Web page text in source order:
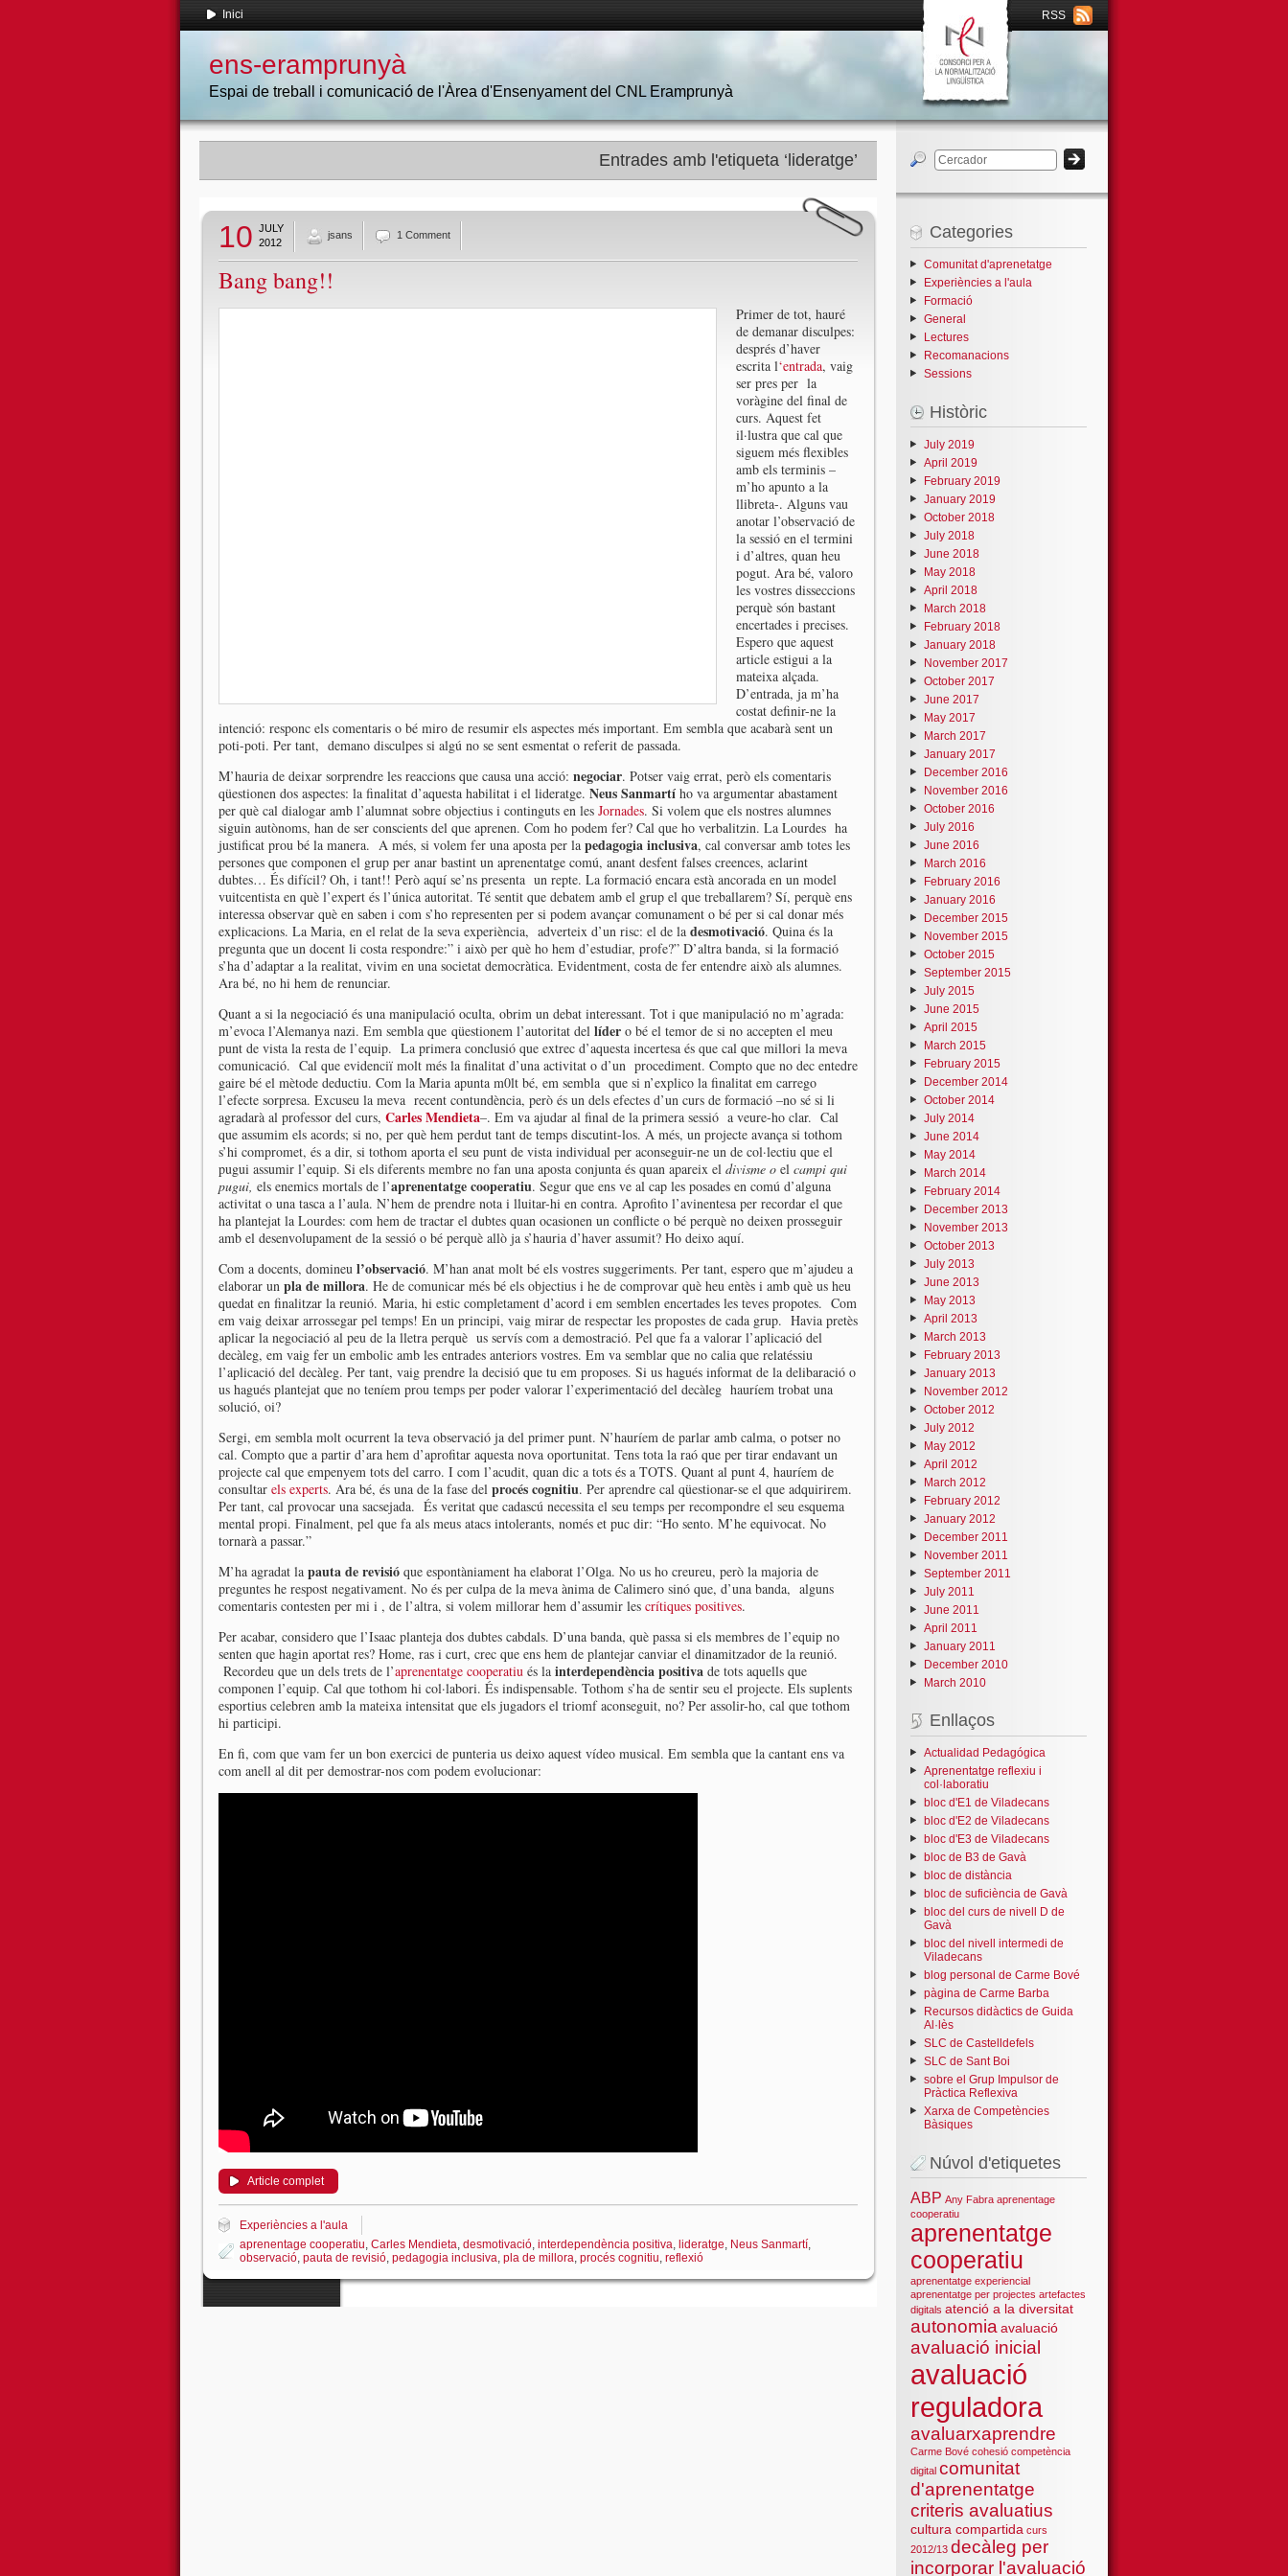
RSS
Inici
ens-eramprunyà
Espai de treball i comunicació de l'Àrea d'Ensenyament del CNL Eramprunyà
Entrades amb l'etiqueta ‘lideratge’
10 JULY
2012
jsans 1 Comment
Bang bang!!
Primer de tot, hauré
de demanar disculpes:
després d’haver
escrita l‘entrada, vaig
ser pres per la
voràgine del final de
curs. Aquest fet
il·lustra que cal que
siguem més flexibles
amb els terminis –
m’ho apunto a la
llibreta-. Alguns vau
anotar l’observació de
la sessió en el termini
i d’altres, quan heu
pogut. Ara bé, valoro
les vostres disseccions
perquè són bastant
encertades i precises.
Espero que aquest
article estigui a la
mateixa alçada.
D’entrada, ja m’ha
costat definir-ne la
intenció: responc els comentaris o bé miro de resumir els aspectes més important. Em sembla que acabarà sent un
poti-poti. Per tant, demano disculpes si algú no se sent esmentat o referit de passada.
M’hauria de deixar sorprendre les reaccions que causa una acció: negociar. Potser vaig errat, però els comentaris
qüestionen dos aspectes: la finalitat d’aquesta habilitat i el lideratge. Neus Sanmartí ho va argumentar abastament
per què cal dialogar amb l’alumnat sobre objectius i continguts en les Jornades. Si volem que els nostres alumnes
siguin autònoms, han de ser conscients del que aprenen. Com ho podem fer? Cal que ho verbalitzin. La Lourdes ha
justificat prou bé la manera. A més, si volem fer una aposta per la pedagogia inclusiva, cal conversar amb totes les
persones que componen el grup per anar bastint un aprenentatge comú, anant desfent falses creences, aclarint
dubtes… És difícil? Oh, i tant!! Però aquí se’ns presenta un repte. La formació encara està ancorada en un model
vuitcentista en què l’expert és l’única autoritat. Té sentit que debatem amb el grup el que treballarem? Sí, perquè ens
interessa observar què en saben i com s’ho representen per si podem avançar comunament o bé per si cal donar més
explicacions. La Maria, en el relat de la seva experiència, adverteix d’un risc: el de la desmotivació. Quina és la
pregunta que un docent li costa respondre:” i això per què ho hem d’estudiar, profe?” D’altra banda, si la formació
s’ha d’adaptar a la realitat, vivim en una societat democràtica. Evidentment, costa de fer entendre això als alumnes.
Ara bé, no hi hem de renunciar.
Quant a si la negociació és una manipulació oculta, obrim un debat interessant. Tot i que manipulació no m’agrada:
m’evoca l’Alemanya nazi. Em sembla que qüestionem l’autoritat del líder o bé el temor de si no accepten el meu
punt de vista la resta de l’equip. La primera conclusió que extrec d’aquesta incertesa és que cal que millori la meva
comunicació. Cal que evidenciï molt més la finalitat d’una activitat o d’un procediment. Compto que no dec entedre
gaire bé el mètode deductiu. Com la Maria apunta m0lt bé, em sembla que si n’explico la finalitat em carrego
l’efecte sorpresa. Excuseu la meva recent contundència, però és un dels efectes d’un curs de formació –no sé si li
agradarà al professor del curs, Carles Mendieta–. Em va ajudar al final de la primera sessió a veure-ho clar. Cal
que assumim els acords; si no, per què hem perdut tant de temps discutint-los. A més, un projecte avança si tothom
s’hi compromet, és a dir, si tothom aporta el seu punt de vista individual per aconseguir-ne un de col·lectiu que el
pugui assumir l’equip. Si els diferents membre no fan una aposta conjunta és quan apareix el divisme o el campi qui
pugui, els enemics mortals de l’aprenentatge cooperatiu. Segur que ens ve al cap les posades en comú d’alguna
activitat o una tasca a l’aula. N’hem de prendre nota i lluitar-hi en contra. Aprofito l’avinentesa per recordar el que
ha plantejat la Lourdes: com hem de tractar el dubtes quan ocasionen un conflicte o bé perquè no deixen prosseguir
amb el desenvolupament de la sessió o bé perquè allò ja s’hauria d’haver assumit? Ho deixo aquí.
Com a docents, domineu l’observació. M’han anat molt bé els vostres suggeriments. Per tant, espero que m’ajudeu a
elaborar un pla de millora. He de comunicar més bé els objectius i he de comprovar què heu entès i amb què us heu
quedat en finalitzar la reunió. Maria, hi estic completament d’acord i em semblen encertades les teves propotes. Com
em vaig deixar arrossegar pel temps! En un principi, vaig mirar de respectar les propostes de cada grup. Havia pretès
aplicar la negociació al peu de la lletra perquè us servís com a demostració. Pel que fa a valorar l’aplicació del
decàleg, em vaig fer un embolic amb les entrades anteriors vostres. Em va semblar que no calia que relatéssiu
l’aplicació del decàleg. Per tant, vaig prendre la decisió que tu em proposes. Si us hagués informat de la delibaració o
us hagués plantejat que no teníem prou temps per poder valorar l’experimentació del decàleg hauríem trobat una
solució, oi?
Sergi, em sembla molt ocurrent la teva observació ja del primer punt. N’hauríem de parlar amb calma, o potser no
cal. Compto que a partir d’ara hem d’aprofitar aquesta nova oportunitat. Tens tota la raó que per tirar endavant un
projecte cal que empenyem tots del carro. I com l’acudit, quan dic a tots és a TOTS. Quant al punt 4, hauríem de
consultar els experts. Ara bé, és una de la fase del procés cognitiu. Per aprendre cal qüestionar-se el que adquirirem.
Per tant, cal provocar una sacsejada. És veritat que cadascú necessita el seu temps per recompondre el seu esquema
mental propi. Finalment, pel que fa als meus atacs intolerants, només et puc dir: “Ho sento. M’he equivocat. No
tornarà a passar.”
M’ha agradat la pauta de revisió que espontàniament ha elaborat l’Olga. No us ho creureu, però la majoria de
preguntes he respost negativament. No és per culpa de la meva ànima de Calimero sinó que, d’una banda, alguns
comentaris contesten per mi i , de l’altra, si volem millorar hem d’assumir les crítiques positives.
Per acabar, considero que l’Isaac planteja dos dubtes cabdals. D’una banda, què passa si els membres de l’equip no
senten que hagin aportat res? Home, ras i curt, crec que ens hem de plantejar canviar el dinamitzador de la reunió.
Recordeu que un dels trets de l’aprenentatge cooperatiu és la interdependència positiva de tots aquells que
componen l’equip. Cal que tothom hi col·labori. És indispensable. Tothom s’ha de sentir seu el projecte. Els suplents
esportius celebren amb la mateixa intensitat que els jugadors el triomf aconseguit, no? Per assolir-ho, cal que tothom
hi participi.
En fi, com que vam fer un bon exercici de punteria us deixo aquest vídeo musical. Em sembla que la cantant ens va
com anell al dit per demostrar-nos com podem evolucionar:
Article complet
Experiències a l'aula
aprenentage cooperatiu, Carles Mendieta, desmotivació, interdependència positiva, lideratge, Neus Sanmartí,
observació, pauta de revisió, pedagogia inclusiva, pla de millora, procés cognitiu, reflexió
Categories
Comunitat d'aprenetatge
Experiències a l'aula
Formació
General
Lectures
Recomanacions
Sessions
Històric
July 2019
April 2019
February 2019
January 2019
October 2018
July 2018
June 2018
May 2018
April 2018
March 2018
February 2018
January 2018
November 2017
October 2017
June 2017
May 2017
March 2017
January 2017
December 2016
November 2016
October 2016
July 2016
June 2016
March 2016
February 2016
January 2016
December 2015
November 2015
October 2015
September 2015
July 2015
June 2015
April 2015
March 2015
February 2015
December 2014
October 2014
July 2014
June 2014
May 2014
March 2014
February 2014
December 2013
November 2013
October 2013
July 2013
June 2013
May 2013
April 2013
March 2013
February 2013
January 2013
November 2012
October 2012
July 2012
May 2012
April 2012
March 2012
February 2012
January 2012
December 2011
November 2011
September 2011
July 2011
June 2011
April 2011
January 2011
December 2010
March 2010
Enllaços
Actualidad Pedagógica
Aprenentatge reflexiu i
col·laboratiu
bloc d'E1 de Viladecans
bloc d'E2 de Viladecans
bloc d'E3 de Viladecans
bloc de B3 de Gavà
bloc de distància
bloc de suficiència de Gavà
bloc del curs de nivell D de
Gavà
bloc del nivell intermedi de
Viladecans
blog personal de Carme Bové
pàgina de Carme Barba
Recursos didàctics de Guida
Al·lès
SLC de Castelldefels
SLC de Sant Boi
sobre el Grup Impulsor de
Pràctica Reflexiva
Xarxa de Competències
Bàsiques
Núvol d'etiquetes
ABP Any Fabra aprenentage
cooperatiu
aprenentatge
cooperatiu
aprenentatge experiencial
aprenentatge per projectes artefactes
digitals atenció a la diversitat
autonomia avaluació
avaluació inicial
avaluació
reguladora
avaluarxaprendre
Carme Bové cohesió competència
digital comunitat
d'aprenentatge
criteris avaluatius
cultura compartida curs
2012/13 decàleg per
incorporar l'avaluació